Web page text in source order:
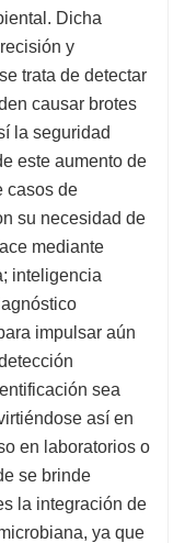
Dicha
y
trata de detectar
causar brotes
la seguridad
este aumento de
casos de
su necesidad de
mediante
inteligencia
impulsar aún
sea
así en
en laboratorios o
se brinde
la integración de
ya que